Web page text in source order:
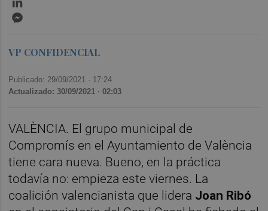
VP CONFIDENCIAL
Publicado: 29/09/2021 · 17:24
Actualizado: 30/09/2021 · 02:03
VALÈNCIA. El grupo municipal de
Compromís en el Ayuntamiento de València
tiene cara nueva. Bueno, en la práctica
todavía no: empieza este viernes. La
coalición valencianista que lidera Joan Ribó